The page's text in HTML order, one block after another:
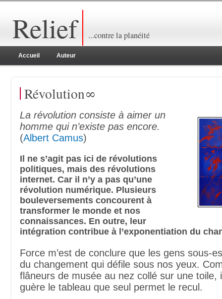
Relief ...contre la planéité
Accueil Auteur
Révolution∞
La révolution consiste à aimer un
homme qui n’existe pas encore.
(Albert Camus)
Il ne s’agit pas ici de révolutions
politiques, mais des révolutions
internet. Car il n’y a pas qu’une
révolution numérique. Plusieurs
bouleversements concourent à
transformer le monde et nos
connaissances. En outre, leur
intégration contribue à l’exponentiation du
Force m’est de conclure que les gens sous-
du changement qui défile sous nos yeux.
flâneurs de musée au nez collé sur une toile,
guère le tableau que seul permet le recul.